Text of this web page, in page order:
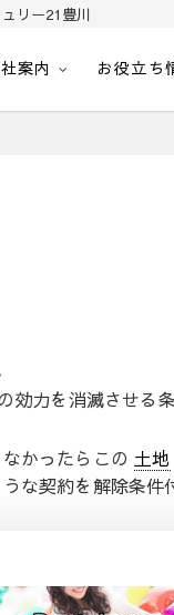
リー21豊川
し｜センチ
案内 お役立ち
の効力を消滅させる条
かったらこの 土地
な契約を解除条件